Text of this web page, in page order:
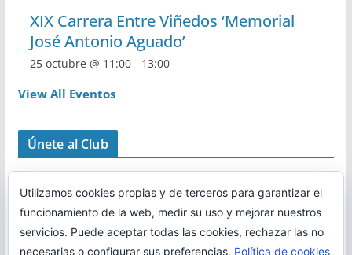
XIX Carrera Entre Viñedos ‘Memorial
José Antonio Aguado’
25 octubre @ 11:00- 13:00
View All Eventos
Únete al Club
Utilizamos cookies propias y de terceros para garantizar el
funcionamiento de la web, medir su uso y mejorar nuestros
servicios. Puede aceptar todas las cookies, rechazar las no
necesarias o configurar sus preferencias. Política de cookies